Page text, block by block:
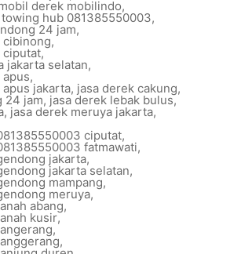
derek mobilindo,
hub 081385550003,
24 jam,
cibinong,
ciputat,
jakarta selatan,
,
jakarta, jasa derek cakung,
24 jam, jasa derek lebak bulus,
, jasa derek meruya jakarta,
ciputat,
fatmawati,
jakarta,
jakarta selatan,
mampang,
meruya,
abang,
kusir,
,
,